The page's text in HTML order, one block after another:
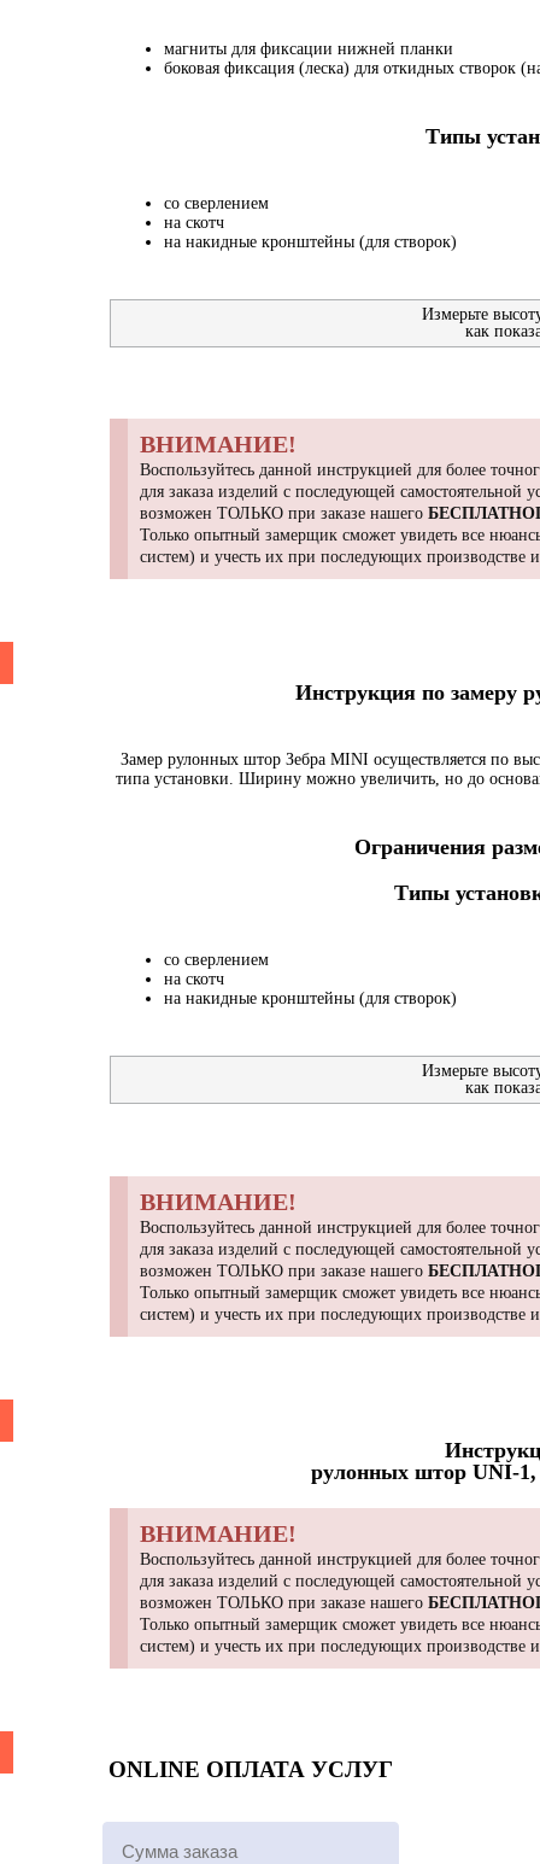
магниты для фиксации нижней планки
боковая фиксация (леска) для откидных створок
Типы
со сверлением
на скотч
на накидные кронштейны (для створок)
Измерьте
как
ВНИМАНИЕ!
Воспользуйтесь данной инструкцией для более
для заказа изделий с последующей
возможен ТОЛЬКО при заказе нашего
Только опытный замерщик сможет увидеть все
систем) и учесть их при последующих производстве
Инструкция по
Замер рулонных штор Зебра MINI осуществляется по
типа установки. Ширину можно увеличить, но до
Ограничения
Типы
со сверлением
на скотч
на накидные кронштейны (для створок)
Измерьте
как
ВНИМАНИЕ!
Воспользуйтесь данной инструкцией для более
для заказа изделий с последующей
возможен ТОЛЬКО при заказе нашего
Только опытный замерщик сможет увидеть все
систем) и учесть их при последующих производстве
рулонных штор UNI-
ВНИМАНИЕ!
Воспользуйтесь данной инструкцией для более
для заказа изделий с последующей
возможен ТОЛЬКО при заказе нашего
Только опытный замерщик сможет увидеть все
систем) и учесть их при последующих производстве
ONLINE ОПЛАТА УСЛУГ